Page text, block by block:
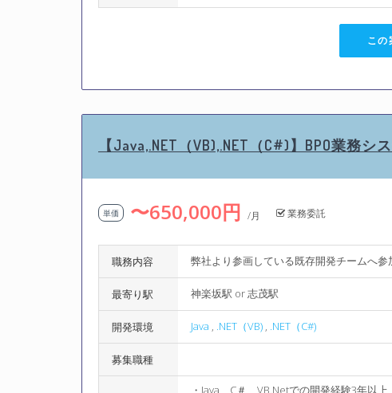
この
【Java,.NET（VB),.NET（C#)】BPO業務
単価 〜650,000円 /月 業務委託
職務内容 弊社より参画している既存開発チームへ参
最寄り駅 神楽坂駅 or 志茂駅
開発環境 Java , .NET（VB) , .NET（C#)
募集職種
・Java、C＃、VB.Netでの開発経験3年以上